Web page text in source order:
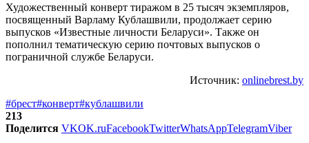
Художественный конверт тиражом в 25 тысяч экземпляров,
посвященный Варламу Кублашвили, продолжает серию
выпусков «Известные личности Беларуси». Также он
пополнил тематическую серию почтовых выпусков о
пограничной службе Беларуси.
Источник: onlinebrest.by
#брест#конверт#кублашвили
213
Поделится VKOK.ruFacebookTwitterWhatsAppTelegramViber